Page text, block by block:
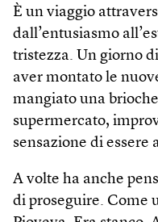
È un viaggio
dall’entusiasmo
tristezza. Un giorno
aver montato le
mangiato una
supermercato,
sensazione di essere
A volte ha anche
di proseguire. Come